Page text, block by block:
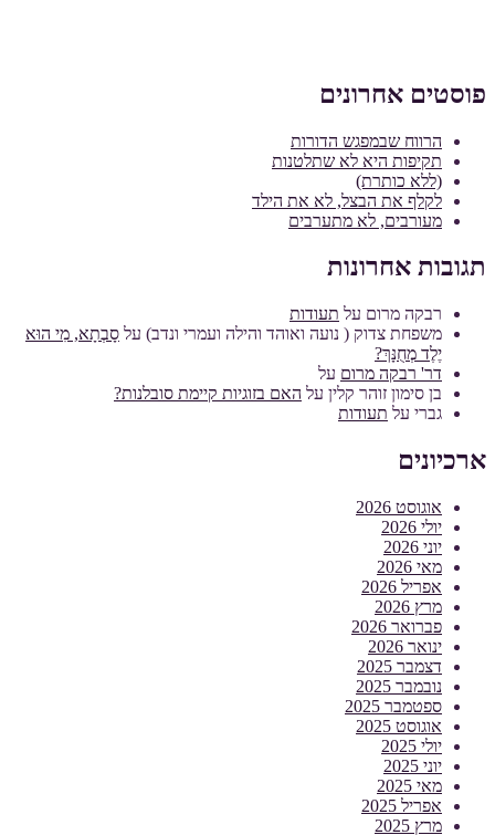
פוסטים אחרונים
הרווח שבמפגש הדורות
תקיפות היא לא שתלטנות
(ללא כותרת)
לקלף את הבצל, לא את הילד
מעורבים, לא מתערבים
תגובות אחרונות
רבקה מרום על תעודות
משפחת צדוק ( נועה ואוהד והילה ועמרי ונדב) על סָבְתָא, מִי הוּא
יֶלֶד מְחֻנָּךְ?
דר' רבקה מרום על
בן סימון זוהר קלין על האם בזוגיות קיימת סובלנות?
גברי על תעודות
ארכיונים
אוגוסט 2026
יולי 2026
יוני 2026
מאי 2026
אפריל 2026
מרץ 2026
פברואר 2026
ינואר 2026
דצמבר 2025
נובמבר 2025
ספטמבר 2025
אוגוסט 2025
יולי 2025
יוני 2025
מאי 2025
אפריל 2025
מרץ 2025